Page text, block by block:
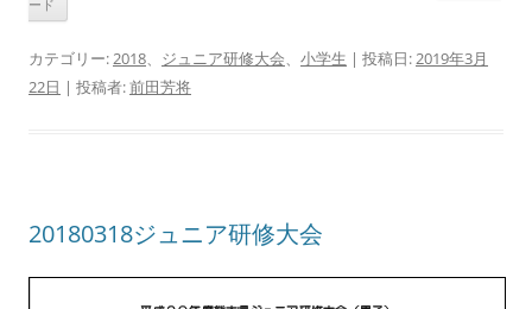
ード
カテゴリー:2018、 ジュニア研修大会、 小学生 | 投稿日:2019年3月
22日 | 投稿者:前田芳将
20180318ジュニア研修大会